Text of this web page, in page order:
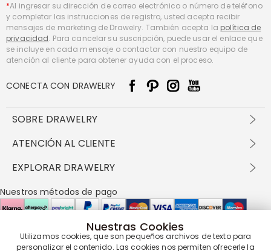
*Al ingresar su dirección de correo electrónico o número de teléfono
y completar las instrucciones de registro, usted acepta recibir
mensajes de marketing de Drawelry. También acepta la política de
privacidad. Para cancelar su suscripción, puede usar el enlace que
se incluye en cada mensaje o contactar con nuestro equipo de
atención al cliente para obtener ayuda con el proceso.
CONECTA CON DRAWELRY
SOBRE DRAWELRY
Sobre nosotros
política de privacidad
Preguntas frecuentes
ATENCIÓN AL CLIENTE
Envío y entrega
Devolución en 60 días
Cómo cuidar
EXPLORAR DRAWELRY
Drawelry Prime
Programa de Recompensas
Nuestros métodos de pago
Nuestros socios de entrega
Nuestras Cookies
Utilizamos cookies, que son pequeños archivos de texto para
personalizar el contenido. Las cookies nos permiten ofrecerle la